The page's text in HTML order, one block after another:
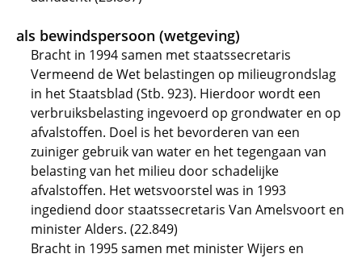
als bewindspersoon (wetgeving)
Bracht in 1994 samen met staatssecretaris
Vermeend de Wet belastingen op milieugrondslag
in het Staatsblad (Stb. 923). Hierdoor wordt een
verbruiksbelasting ingevoerd op grondwater en op
afvalstoffen. Doel is het bevorderen van een
zuiniger gebruik van water en het tegengaan van
belasting van het milieu door schadelijke
afvalstoffen. Het wetsvoorstel was in 1993
ingediend door staatssecretaris Van Amelsvoort en
minister Alders. (22.849)
Bracht in 1995 samen met minister Wijers en